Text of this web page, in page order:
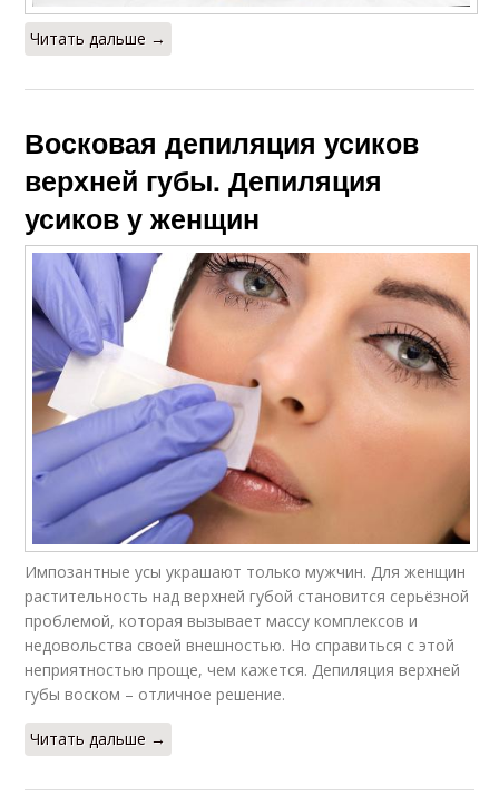
Читать дальше →
Восковая депиляция усиков
верхней губы. Депиляция
усиков у женщин
Импозантные усы украшают только мужчин. Для женщин
растительность над верхней губой становится серьёзной
проблемой, которая вызывает массу комплексов и
недовольства своей внешностью. Но справиться с этой
неприятностью проще, чем кажется. Депиляция верхней
губы воском – отличное решение.
Читать дальше →